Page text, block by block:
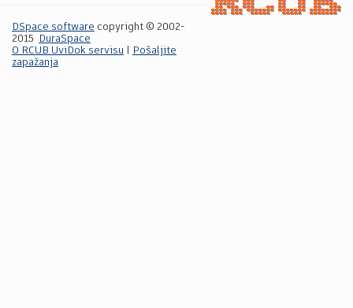
DSpace software copyright © 2002-
2015
DuraSpace
O RCUB UviDok servisu
Pošaljite
zapažanja